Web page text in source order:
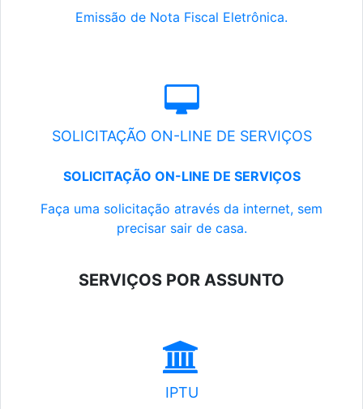
Emissão de Nota Fiscal Eletrônica.
SOLICITAÇÃO ON-LINE DE SERVIÇOS
SOLICITAÇÃO ON-LINE DE SERVIÇOS
Faça uma solicitação através da internet, sem
precisar sair de casa.
SERVIÇOS POR ASSUNTO
IPTU